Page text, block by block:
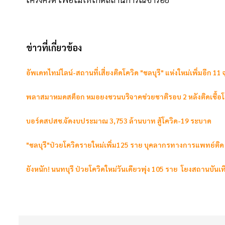
ข่าวที่เกี่ยวข้อง
อัพเดทไทม์ไลน์-สถานที่เสี่ยงติดโควิด "ชลบุรี" แห่งใหม่เพิ่มอีก 11
พลาสมาหมดสต็อก หมอยงชวนบริจาคช่วยชาติรอบ 2 หลังติดเชื้อ
บอร์ดสปสช.จัดงบประมาณ 3,753 ล้านบาท สู้โควิด-19 ระบาด
"ชลบุรี"ป่วยโควิดรายใหม่เพิ่ม125 ราย บุคลากรทางการแพทย์ติด
ยังหนัก! นนทบุรี ป่วยโควิดใหม่วันเดียวพุ่ง 105 ราย โยงสถานบันเ